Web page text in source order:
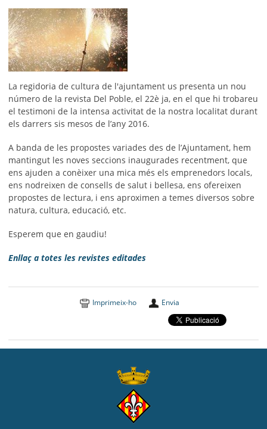
La regidoria de cultura de l'ajuntament us presenta un nou
número de la revista Del Poble, el 22è ja, en el que hi trobareu
el testimoni de la intensa activitat de la nostra localitat durant
els darrers sis mesos de l’any 2016.
A banda de les propostes variades des de l’Ajuntament, hem
mantingut les noves seccions inaugurades recentment, que
ens ajuden a conèixer una mica més els emprenedors locals,
ens nodreixen de consells de salut i bellesa, ens ofereixen
propostes de lectura, i ens aproximen a temes diversos sobre
natura, cultura, educació, etc.
Esperem que en gaudiu!
Enllaç a totes les revistes editades
Imprimeix-ho Envia